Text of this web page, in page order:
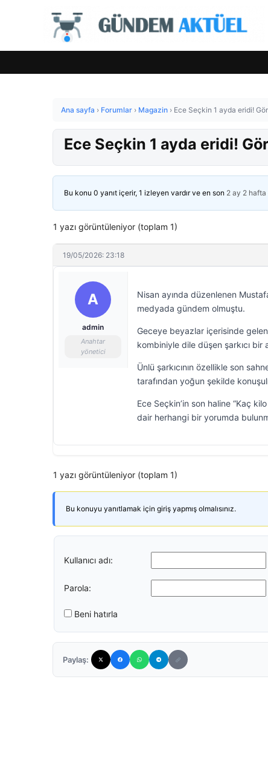
Ana sayfa › Forumlar › Magazin › Ece Seçkin 1 ayda eridi!
Ece Seçkin 1 ayda eridi!
Bu konu 0 yanıt içerir, 1 izleyen vardır ve en son 2 ay 2
1 yazı görüntüleniyor (toplam 1)
19/05/2026: 23:18
A
admin
Anahtar
yönetici
Nisan ayında düzenlenen
medyada gündem olmuştu.
Geceye beyazlar içerisinde
kombiniyle dile düşen şarkıcı bir
Ünlü şarkıcının özellikle son
tarafından yoğun şekilde
Ece Seçkin’in son haline “Kaç
dair herhangi bir yorumda
1 yazı görüntüleniyor (toplam 1)
Bu konuyu yanıtlamak için giriş yapmış olmalısınız.
Kullanıcı adı:
Parola:
Beni hatırla
Paylaş: